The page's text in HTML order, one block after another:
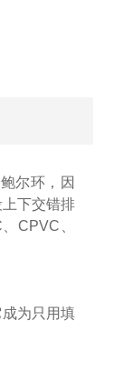
尔环，因
下交错排
CPVC、
为只用填